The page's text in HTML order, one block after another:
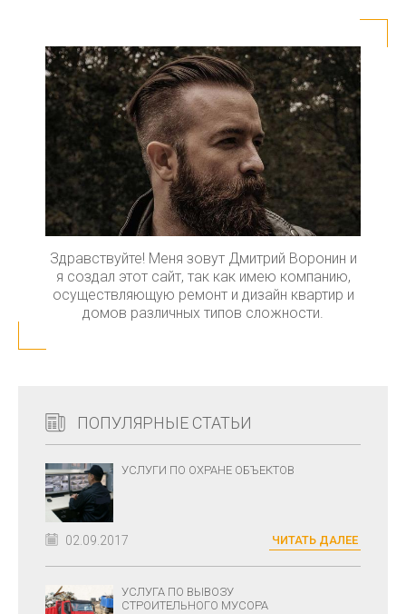
Здравствуйте! Меня зовут Дмитрий Воронин и
я создал этот сайт, так как имею компанию,
осуществляющую ремонт и дизайн квартир и
домов различных типов сложности.
ПОПУЛЯРНЫЕ СТАТЬИ
УСЛУГИ ПО ОХРАНЕ ОБЪЕКТОВ
02.09.2017 ЧИТАТЬ ДАЛЕЕ
УСЛУГА ПО ВЫВОЗУ
СТРОИТЕЛЬНОГО МУСОРА